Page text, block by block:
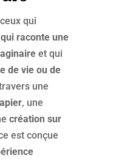
qui
raconte une
et qui
de vie ou de
une
, une
création sur
est conçue